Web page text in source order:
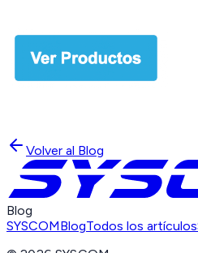
Volver al Blog
Blog
SYSCOMBlogTodos los artículos